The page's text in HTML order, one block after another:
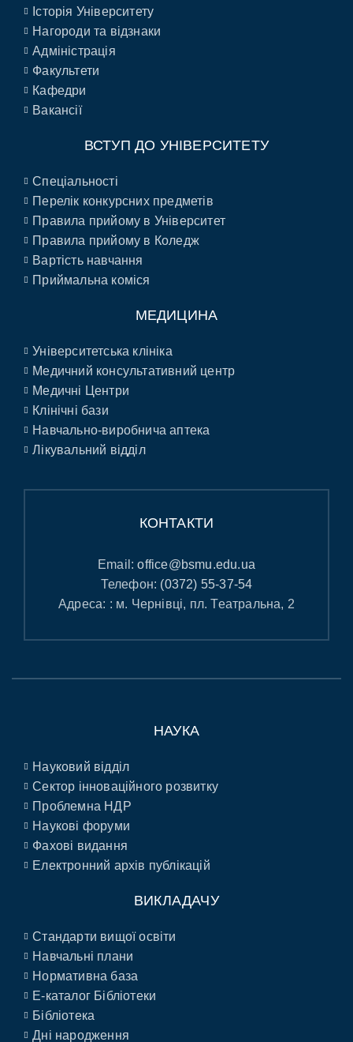
Історія Університету
Нагороди та відзнаки
Адміністрація
Факультети
Кафедри
Вакансії
ВСТУП ДО УНІВЕРСИТЕТУ
Спеціальності
Перелік конкурсних предметів
Правила прийому в Університет
Правила прийому в Коледж
Вартість навчання
Приймальна коміся
МЕДИЦИНА
Університетська клініка
Медичний консультативний центр
Медичні Центри
Клінічні бази
Навчально-виробнича аптека
Лікувальний відділ
КОНТАКТИ
Email:office@bsmu.edu.ua
Телефон: (0372) 55-37-54
Адреса: : м. Чернівці, пл. Театральна, 2
НАУКА
Науковий відділ
Сектор інноваційного розвитку
Проблемна НДР
Наукові форуми
Фахові видання
Електронний архів публікацій
ВИКЛАДАЧУ
Стандарти вищої освіти
Навчальні плани
Нормативна база
E-каталог Бібліотеки
Бібліотека
Дні народження